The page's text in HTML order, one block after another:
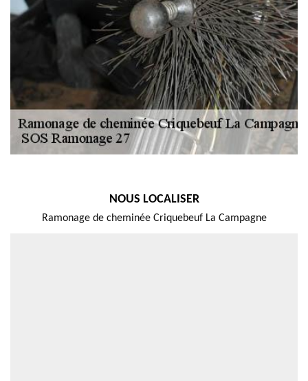
NOUS LOCALISER
Ramonage de cheminée Criquebeuf La Campagne